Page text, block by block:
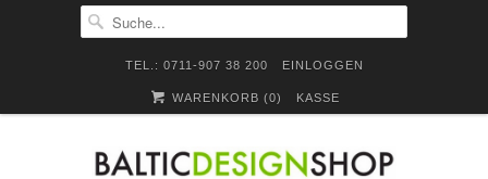
TEL.: 0711-907 38 200 EINLOGGEN
WARENKORB (0) KASSE